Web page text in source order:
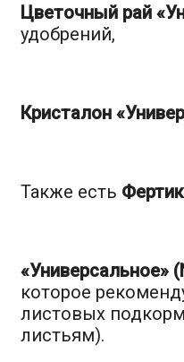
Цветочный рай
удобрений,
Кристалон
Также есть
«Универсальное»
которое
листовых
листьям).